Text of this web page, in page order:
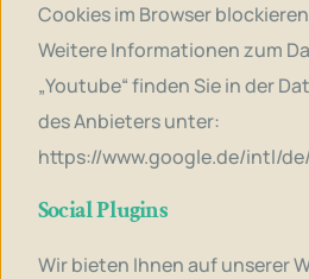
Cookies im Browser
Weitere Informationen zum
„Youtube“ finden Sie in der
des Anbieters unter:
https://www.google.de/intl/
Social Plugins
Wir bieten Ihnen auf unserer